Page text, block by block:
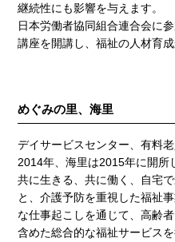
継続性にも影響を与えます。
日本労働者協同組合連合会に
講座を開講し、福祉の人材育
めぐみの里、海里
デイサービスセンター、有料
2014年、海里は2015年に開所
共に生きる、共に働く、自宅
と、介護予防を重視した福祉
な仕事起こしを通じて、高齢
含めた総合的な福祉サービス